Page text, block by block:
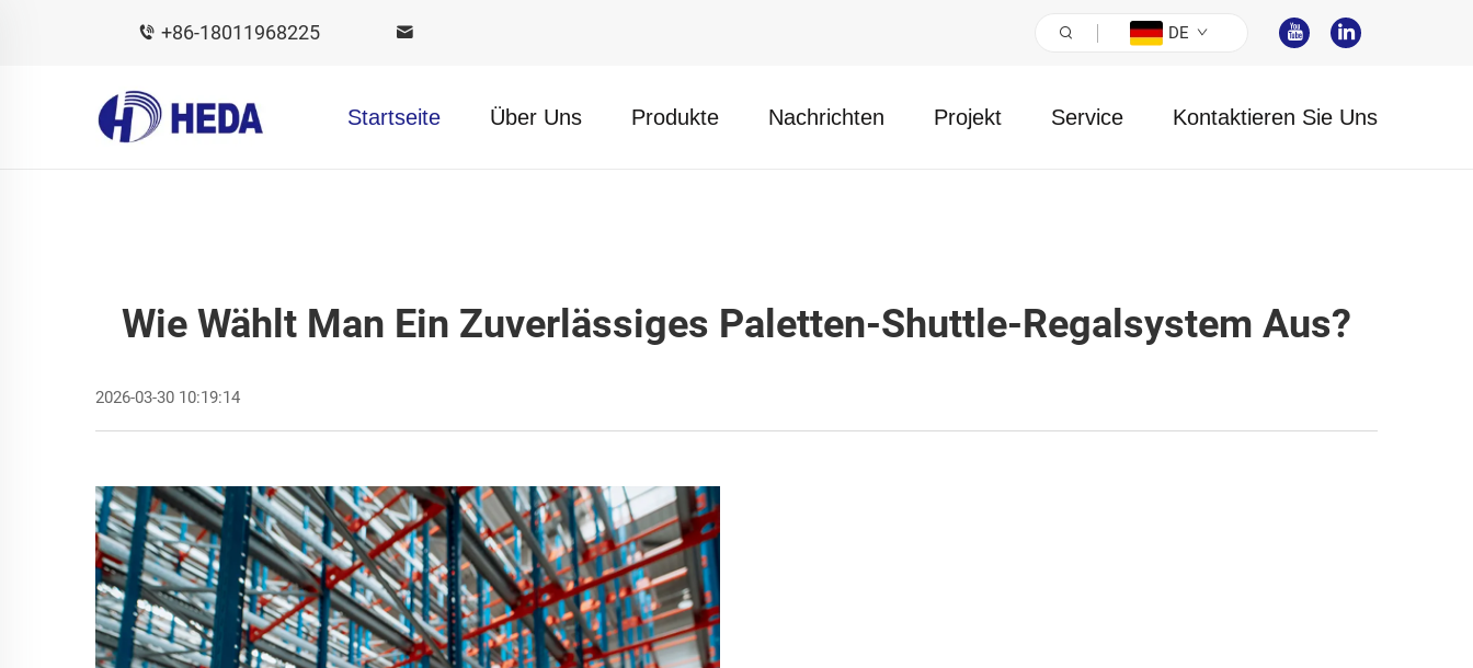
+86-18011968225 DE
Startseite Über Uns Produkte Nachrichten Projekt Service Kontaktieren Sie Uns
Wie Wählt Man Ein Zuverlässiges Paletten-Shuttle-Regalsystem Aus?
2026-03-30 10:19:14